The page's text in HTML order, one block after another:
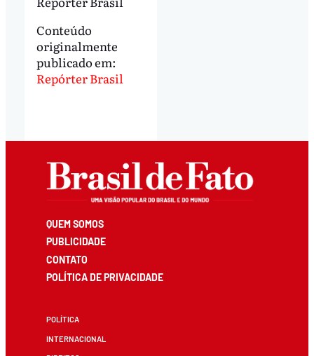
Conteúdo
originalmente
publicado em:
Repórter Brasil
QUEM SOMOS
PUBLICIDADE
CONTATO
POLÍTICA DE PRIVACIDADE
POLÍTICA
INTERNACIONAL